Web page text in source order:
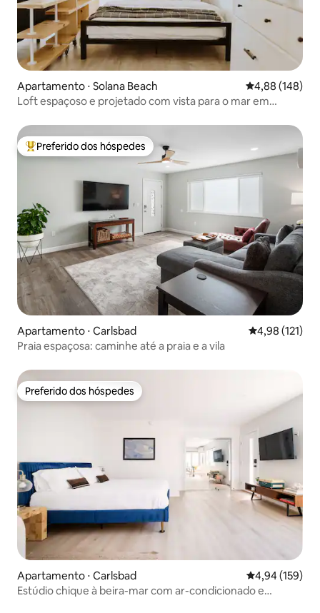
Apartamento ⋅ Solana Beach 4,88 de uma
4,88 (148)
Loft espaçoso e projetado com vista para o mar em
Entre os melhores preferidos dos hóspedes
Preferido dos hóspedes
Apartamento ⋅ Carlsbad 4,98 de uma
4,98 (121)
Praia espaçosa: caminhe até a praia e a vila
Preferido dos hóspedes
Preferido dos hóspedes
Apartamento ⋅ Carlsbad 4,94 de uma
4,94 (159)
Estúdio chique à beira-mar com ar-condicionado e